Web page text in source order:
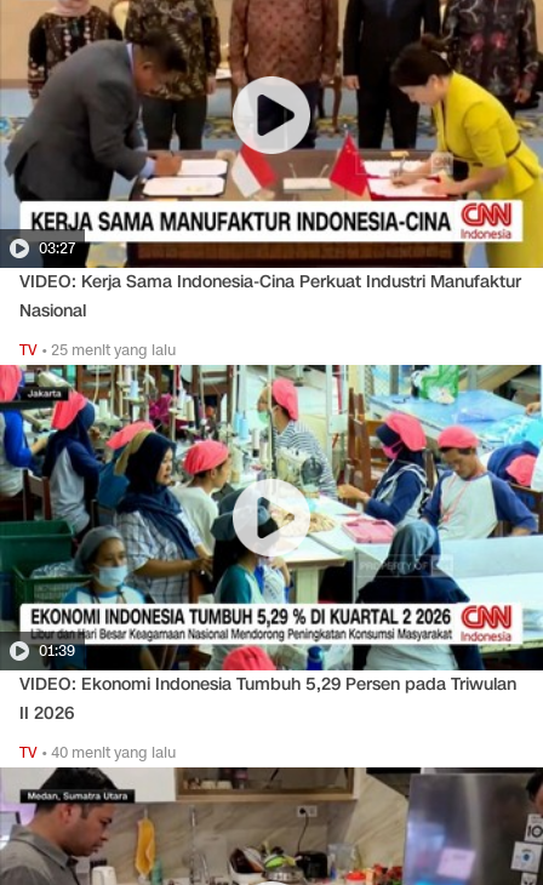
03:27
VIDEO: Kerja Sama Indonesia-Cina Perkuat Industri Manufaktur
Nasional
TV •25 menit yang lalu
01:39
VIDEO: Ekonomi Indonesia Tumbuh 5,29 Persen pada Triwulan
II 2026
TV •40 menit yang lalu